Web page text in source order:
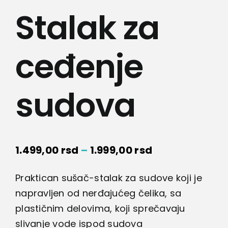
Kamere
Medicinska oprema
Sport i razonoda
Stalak za
ceđenje
sudova
1.499,00 rsd – 1.999,00rsd
od
1.499,00 rsd
do
Praktican sušač-stalak za sudove koji je
napravljen od nerđajućeg čelika, sa
plastičnim delovima, koji sprečavaju
slivanje vode ispod sudova